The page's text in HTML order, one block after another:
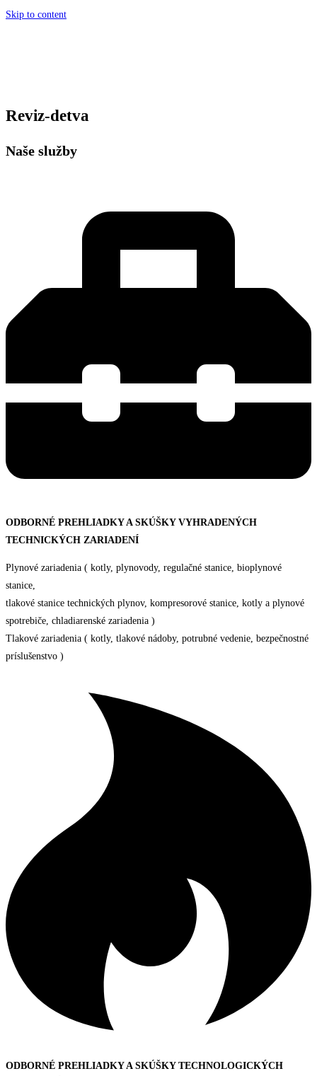
Skip to content
Reviz-detva
Naše služby
ODBORNÉ PREHLIADKY A SKÚŠKY VYHRADENÝCH
TECHNICKÝCH ZARIADENÍ
Plynové zariadenia ( kotly, plynovody, regulačné stanice, bioplynové
stanice,
tlakové stanice technických plynov, kompresorové stanice, kotly a plynové
spotrebiče, chladiarenské zariadenia )
Tlakové zariadenia ( kotly, tlakové nádoby, potrubné vedenie, bezpečnostné
príslušenstvo )
ODBORNÉ PREHLIADKY A SKÚŠKY TECHNOLOGICKÝCH